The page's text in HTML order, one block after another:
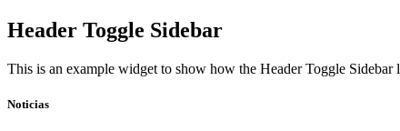
Skip
to
Header Toggle Sidebar
This is an example widget to show how the Header Toggle
Noticias